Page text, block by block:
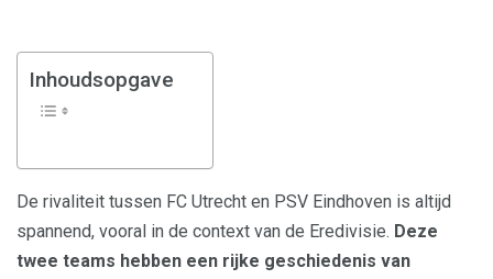
Inhoudsopgave
De rivaliteit tussen FC Utrecht en PSV Eindhoven is altijd
spannend, vooral in de context van de Eredivisie. Deze
twee teams hebben een rijke geschiedenis van